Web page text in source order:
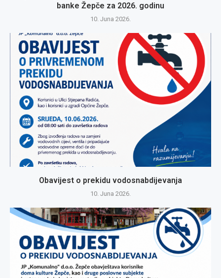
banke Žepče za 2026. godinu
10. Juna 2026.
Obavijest o prekidu vodosnabdijevanja
10. Juna 2026.